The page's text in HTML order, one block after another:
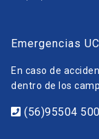
Emergencias UC
En caso de
dentro de los
(56)95504